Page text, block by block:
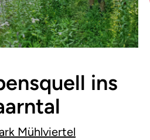
ins
Mühlviertel